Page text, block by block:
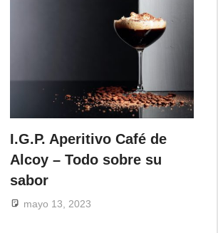
I.G.P. Aperitivo Café de
Alcoy – Todo sobre su
sabor
mayo 13, 2023